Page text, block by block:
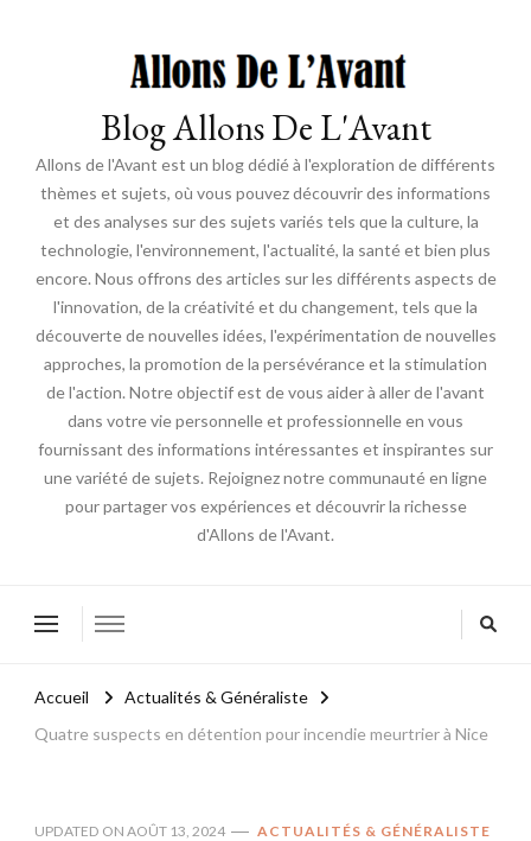
Blog Allons De L'Avant
Allons de l'Avant est un blog dédié à l'exploration de différents
thèmes et sujets, où vous pouvez découvrir des informations
et des analyses sur des sujets variés tels que la culture, la
technologie, l'environnement, l'actualité, la santé et bien plus
encore. Nous offrons des articles sur les différents aspects de
l'innovation, de la créativité et du changement, tels que la
découverte de nouvelles idées, l'expérimentation de nouvelles
approches, la promotion de la persévérance et la stimulation
de l'action. Notre objectif est de vous aider à aller de l'avant
dans votre vie personnelle et professionnelle en vous
fournissant des informations intéressantes et inspirantes sur
une variété de sujets. Rejoignez notre communauté en ligne
pour partager vos expériences et découvrir la richesse
d'Allons de l'Avant.
Accueil
Actualités & Généraliste
Quatre suspects en détention pour incendie meurtrier à Nice
UPDATED ON AOÛT 13, 2024 ACTUALITÉS & GÉNÉRALISTE